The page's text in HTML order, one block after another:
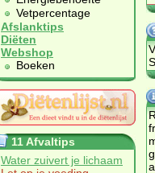
Vetpercentage
Afslanktips
Diëten
Webshop
Boeken
11 Afvaltips
Water zuivert je lichaam